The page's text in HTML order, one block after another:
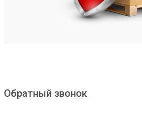
Обратный звонок